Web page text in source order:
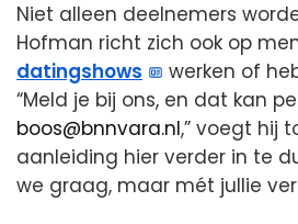
Niet alleen deelnemers
Hofman richt zich ook op
datingshows
werken of
“Meld je bij ons, en dat kan
boos@bnnvara.nl,” voegt hij
aanleiding hier verder in te
we graag, maar mét jullie